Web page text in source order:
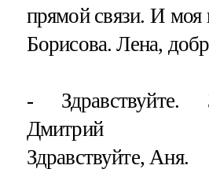
прямой связи. И моя
Борисова. Лена,
- Здравствуйте.
Дмитрий
Здравствуйте, Аня.